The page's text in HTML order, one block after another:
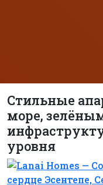
Стильные
море,
уровня